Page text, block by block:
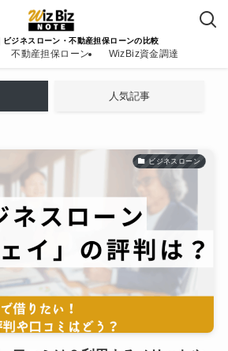
ジネスローン・不動産担保ローンの比較
不動産担保ローン WizBiz資金調達
人気記事
ビジネスローン